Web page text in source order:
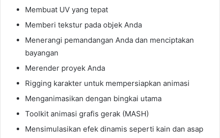
Membuat UV yang tepat
Memberi tekstur pada objek Anda
Menerangi pemandangan Anda dan menciptakan
bayangan
Merender proyek Anda
Rigging karakter untuk mempersiapkan animasi
Menganimasikan dengan bingkai utama
Toolkit animasi grafis gerak (MASH)
Mensimulasikan efek dinamis seperti kain dan asap